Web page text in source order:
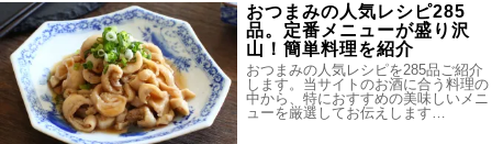
おつまみの人気レシピ285
品。定番メニューが盛り沢
山！簡単料理を紹介
おつまみの人気レシピを285品ご紹介
します。当サイトのお酒に合う料理の
中から、特におすすめの美味しいメニ
ューを厳選してお伝えします…